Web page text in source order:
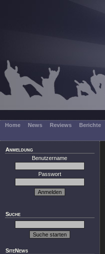
Home News Reviews Berichte
Anmeldung
Benutzername
Passwort
Suche
SiteNews